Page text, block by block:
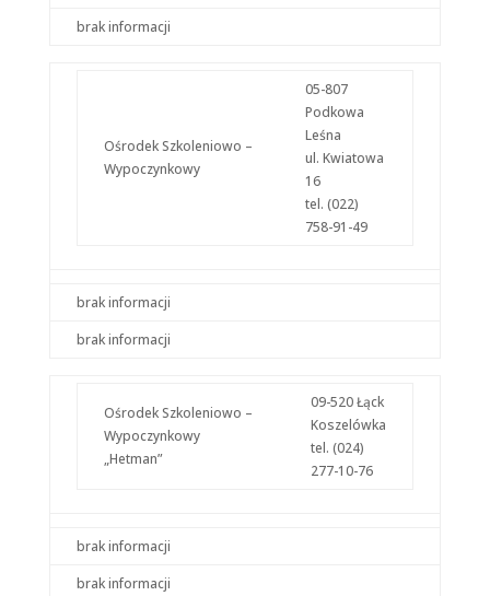
brak informacji
Ośrodek Szkoleniowo –
Wypoczynkowy
05-807
Podkowa
Leśna
ul. Kwiatowa
16
tel. (022)
758-91-49
brak informacji
brak informacji
Ośrodek Szkoleniowo –
Wypoczynkowy
„Hetman”
09-520 Łąck
Koszelówka
tel. (024)
277-10-76
brak informacji
brak informacji
Doświadczenie
Aby nasza strona
internetowa
działała jak
najlepiej podczas
Marketing
Udostępniając